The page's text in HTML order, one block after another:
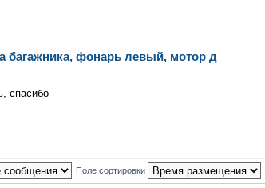
багажника, фонарь левый, мотор д
спасибо
Поле сортировки